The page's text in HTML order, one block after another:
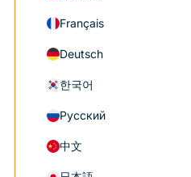
Français
Deutsch
한국어
Русский
中文